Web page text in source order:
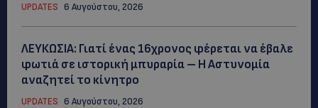
UPDATES 6 Αυγούστου, 2026
ΛΕΥΚΩΣΙΑ: Γιατί ένας 16χρονος φέρεται να έβαλε
φωτιά σε ιστορική μπυραρία – Η Αστυνομία
αναζητεί το κίνητρο
UPDATES 6 Αυγούστου, 2026